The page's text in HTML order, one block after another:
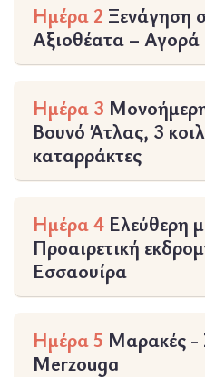
Ημέρα 2 Ξενάγηση
Αξιοθέατα – Αγορά
Ημέρα 3
Βουνό Άτλας, 3
καταρράκτες
Ημέρα 4 Ελεύθερη
Προαιρετική
Εσσαουίρα
Ημέρα 5 Μαρακές
Merzouga